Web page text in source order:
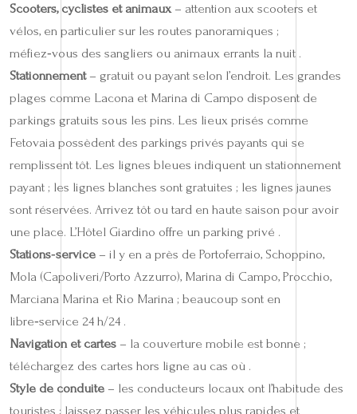
Scooters, cyclistes et animaux– attention aux scooters et
vélos, en particulier sur les routes panoramiques ;
méfiez‑vous des sangliers ou animaux errants la nuit .
Stationnement– gratuit ou payant selon l’endroit. Les grandes
plages comme Lacona et Marina di Campo disposent de
parkings gratuits sous les pins. Les lieux prisés comme
Fetovaia possèdent des parkings privés payants qui se
remplissent tôt. Les lignes bleues indiquent un stationnement
payant ; les lignes blanches sont gratuites ; les lignes jaunes
sont réservées. Arrivez tôt ou tard en haute saison pour avoir
une place. L’Hôtel Giardino offre un parking privé .
Stations‑service – il y en a près de Portoferraio, Schoppino,
Mola (Capoliveri/Porto Azzurro), Marina di Campo, Procchio,
Marciana Marina et Rio Marina ; beaucoup sont en
libre‑service 24 h/24 .
Navigation et cartes – la couverture mobile est bonne ;
téléchargez des cartes hors ligne au cas où .
Style de conduite – les conducteurs locaux ont l’habitude des
touristes ; laissez passer les véhicules plus rapides et